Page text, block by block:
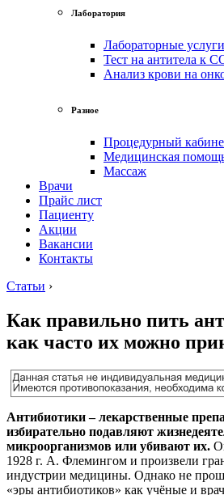
Лаборатория
Лабораторные услуги
Тест на антитела к
Анализ крови на
Разное
Процедурный
Медицинская
Массаж
Врачи
Прайс лист
Пациенту
Акции
Вакансии
Контакты
Статьи ›
Как правильно пить
как часто их можно
Антибиотики – лекарственные
избирательно подавляют
микроорганизмов или убивают их.
1928 г. А. Флемингом и произвели
индустрии медицины. Однако не
«эры антибиотиков» как учёные и